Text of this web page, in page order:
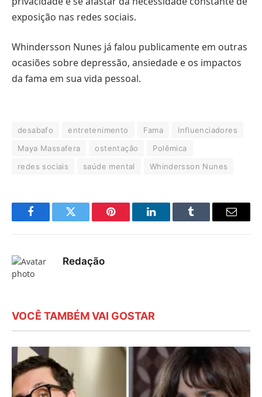
exposição nas redes sociais.
Whindersson Nunes já falou publicamente em outras
ocasiões sobre depressão, ansiedade e os impactos
da fama em sua vida pessoal.
desabafo entretenimento Fama
Influenciadores
Maya Massafera
ostentação
Polêmica
redes sociais
saúde mental Whindersson Nunes
FacebookTwitter Pinterest LinkedInTumblr
E-
Redação
VOCÊ TAMBÉM VAI GOSTAR